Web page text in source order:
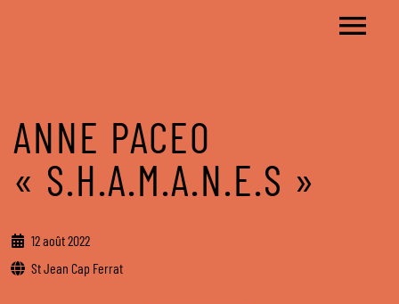
ANNE PACEO
« S.H.A.M.A.N.E.S »
12 août 2022
St Jean Cap Ferrat